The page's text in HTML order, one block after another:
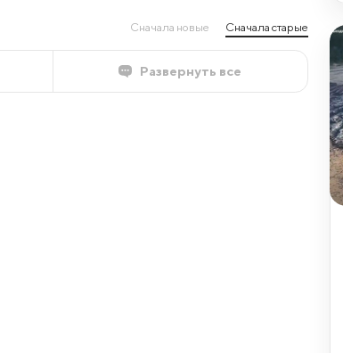
Сначала новые Сначала старые
Развернуть все